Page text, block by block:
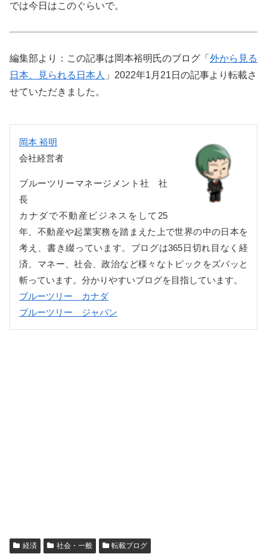
では今日はこのぐらいで。
編集部より：この記事は岡本裕明氏のブログ「 外から見る
日本、見られる日本人 」2022年1月21日の記事より転載さ
せていただきました。
岡本 裕明
会社経営者
ブルーツリーマネージメント社 社
長
カナダで不動産ビジネスをして25
年、不動産や起業実務を踏まえた上で世界の中の日本を
考え、書き綴っています。ブログは365日切れ目なく経
済、マネー、社会、政治など様々なトピックをズバッと
斬っています。分かりやすいブログを目指しています。
ブルーツリー カナダ
ブルーツリー ジャパン
経済 社会・一般 転載ブログ